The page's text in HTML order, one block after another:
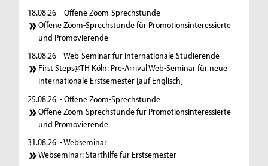
18.08.26 - Offene Zoom-Sprechstunde
Offene Zoom-Sprechstunde für Promotionsinteressierte
und Promovierende
18.08.26 - Web-Seminar für internationale Studierende
First Steps@TH Köln: Pre-Arrival Web-Seminar für neue
internationale Erstsemester [auf Englisch]
25.08.26 - Offene Zoom-Sprechstunde
Offene Zoom-Sprechstunde für Promotionsinteressierte
und Promovierende
31.08.26 - Webseminar
Webseminar: Starthilfe für Erstsemester